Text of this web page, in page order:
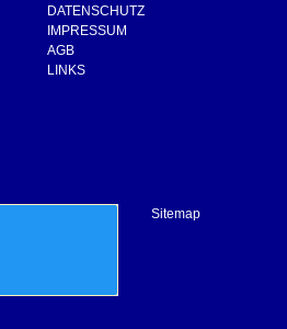
DATENSCHUTZ
IMPRESSUM
AGB
LINKS
Sitemap